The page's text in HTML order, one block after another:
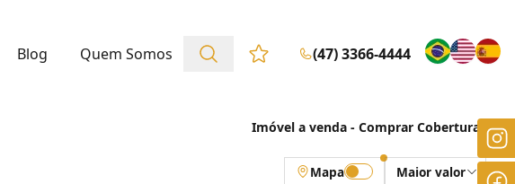
Blog Quem Somos Favoritos (0 itens)
(47) 3366-4444
Imóvel a venda - Comprar Coberturas
Mapa Maior valor